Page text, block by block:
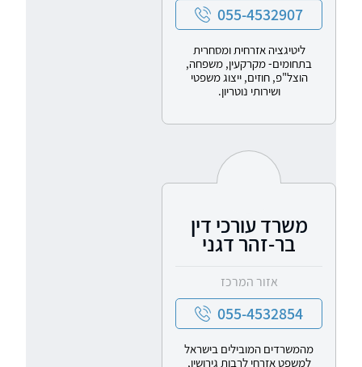
055-4532907
ליטיגציה אזרחית ומסחרית
בתחומים- מקרקעין, משפחה,
הוצל"פ, חוזים, ייצוג משפטי
ושירותי נוטריון.
משרד עורכי דין
בר-זהר דגני
אזור המרכז
055-4532854
מהמשרדים המובילים בישראל
למשפט אזרחי לרבות גירושין,